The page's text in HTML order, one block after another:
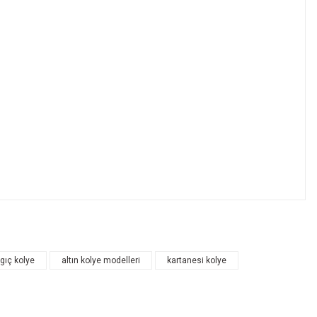
kolye altın kolye modelleri kartanesi kolye